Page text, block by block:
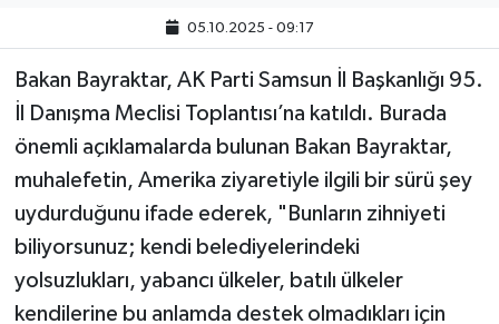
05.10.2025 - 09:17
Bakan Bayraktar, AK Parti Samsun İl Başkanlığı 95.
İl Danışma Meclisi Toplantısı’na katıldı. Burada
önemli açıklamalarda bulunan Bakan Bayraktar,
muhalefetin, Amerika ziyaretiyle ilgili bir sürü şey
uydurduğunu ifade ederek, "Bunların zihniyeti
biliyorsunuz; kendi belediyelerindeki
yolsuzlukları, yabancı ülkeler, batılı ülkeler
kendilerine bu anlamda destek olmadıkları için